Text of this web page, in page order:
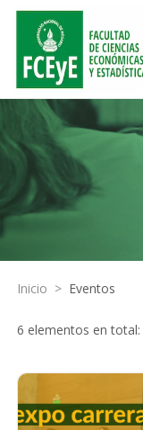
Inicio > Eventos
6 elementos en total: